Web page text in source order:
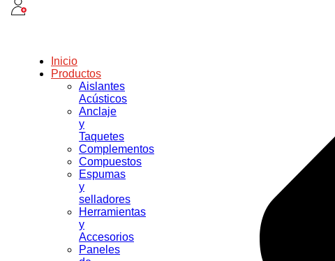
Inicio
Productos
Aislantes
Acústicos
Anclaje
y
Taquetes
Complementos
Compuestos
Espumas
y
selladores
Herramientas
y
Accesorios
Paneles